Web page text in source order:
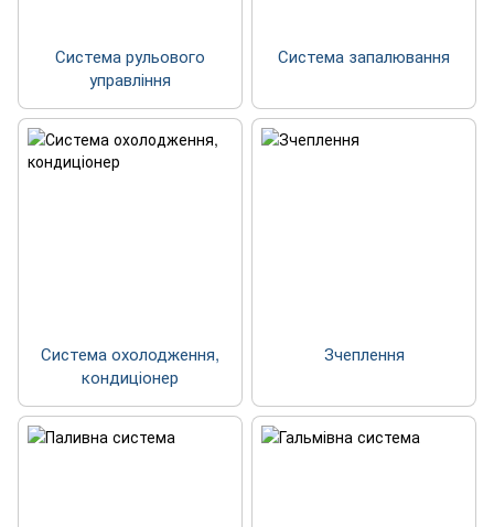
Система рульового
управління
Система запалювання
Система охолодження,
кондиціонер
Зчеплення